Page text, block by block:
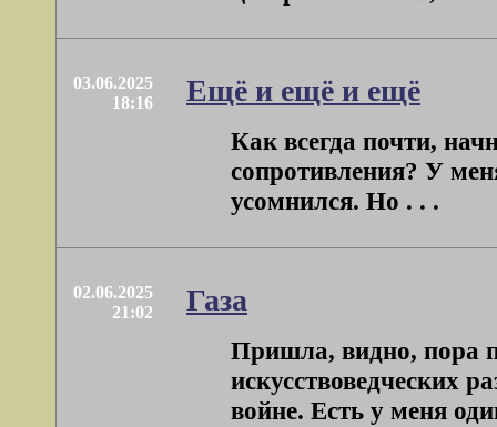
03.06.2025
18:16
Ещё и ещё и ещё
Как всегда почти,
сопротивления? У
усомнился. Но . . .
02.06.2025
21:02
Газа
Пришла, видно, пора
искусствоведческих
войне. Есть у меня